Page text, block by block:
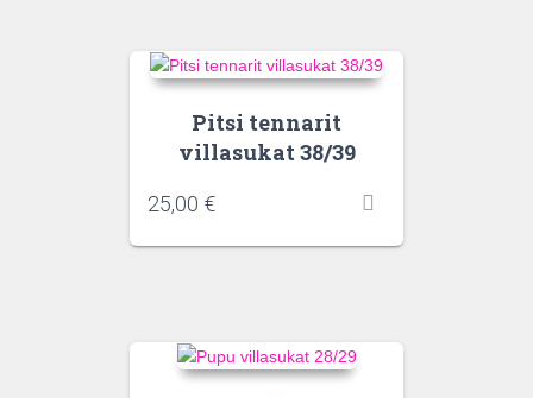
Pitsi tennarit
villasukat 38/39
25,00 €